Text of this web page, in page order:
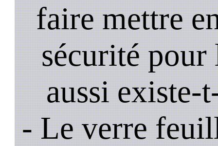
faire mettre
sécurité pour
aussi
- Le verre